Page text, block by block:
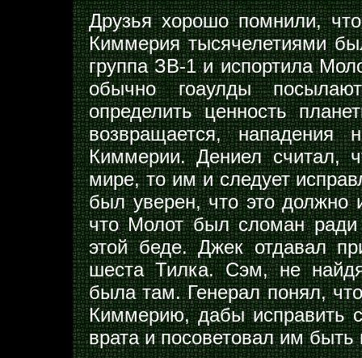
Друзья хорошо помнили,
Киммерия тысячелетиями
группа ЗВ-1 и испортила
обычно гоаулды
определить ценность
возвращается,
Киммерии. Дениел считал,
мире, то им и следует
был уверен, что это должно
что Молот был сломан ради
этой беде. Джек отдавал
шеста Тилка. Сэм, не
была там. Генерал понял,
Киммерию, дабы исправить
врата и посоветовал им